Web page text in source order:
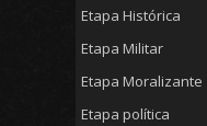
Etapa Histórica
Etapa Militar
Etapa Moralizante
Etapa política